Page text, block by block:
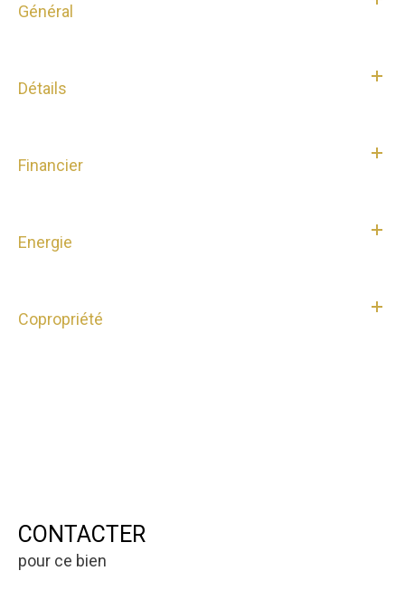
Général
Détails
Financier
Energie
Copropriété
CONTACTER
pour ce bien